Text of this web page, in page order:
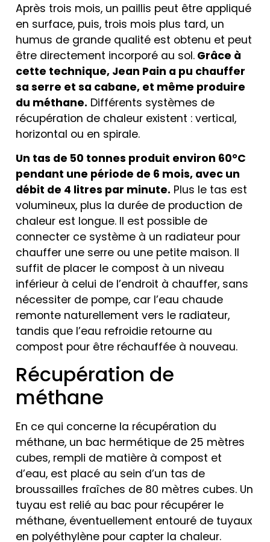
Après trois mois, un paillis peut être appliqué
en surface, puis, trois mois plus tard, un
humus de grande qualité est obtenu et peut
être directement incorporé au sol. Grâce à
cette technique, Jean Pain a pu chauffer
sa serre et sa cabane, et même produire
du méthane. Différents systèmes de
récupération de chaleur existent : vertical,
horizontal ou en spirale.
Un tas de 50 tonnes produit environ 60°C
pendant une période de 6 mois, avec un
débit de 4 litres par minute. Plus le tas est
volumineux, plus la durée de production de
chaleur est longue. Il est possible de
connecter ce système à un radiateur pour
chauffer une serre ou une petite maison. Il
suffit de placer le compost à un niveau
inférieur à celui de l’endroit à chauffer, sans
nécessiter de pompe, car l’eau chaude
remonte naturellement vers le radiateur,
tandis que l’eau refroidie retourne au
compost pour être réchauffée à nouveau.
Récupération de
méthane
En ce qui concerne la récupération du
méthane, un bac hermétique de 25 mètres
cubes, rempli de matière à compost et
d’eau, est placé au sein d’un tas de
broussailles fraîches de 80 mètres cubes. Un
tuyau est relié au bac pour récupérer le
méthane, éventuellement entouré de tuyaux
en polyéthylène pour capter la chaleur.